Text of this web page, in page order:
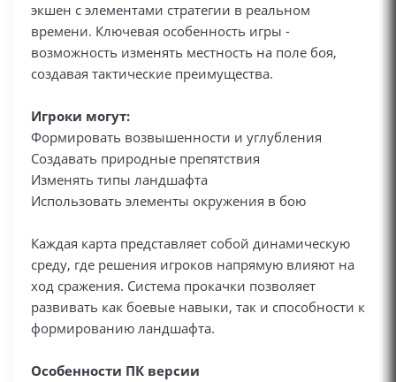
экшен с элементами стратегии в реальном
времени. Ключевая особенность игры -
возможность изменять местность на поле боя,
создавая тактические преимущества.
Игроки могут:
Формировать возвышенности и углубления
Создавать природные препятствия
Изменять типы ландшафта
Использовать элементы окружения в бою
Каждая карта представляет собой динамическую
среду, где решения игроков напрямую влияют на
ход сражения. Система прокачки позволяет
развивать как боевые навыки, так и способности к
формированию ландшафта.
Особенности ПК версии